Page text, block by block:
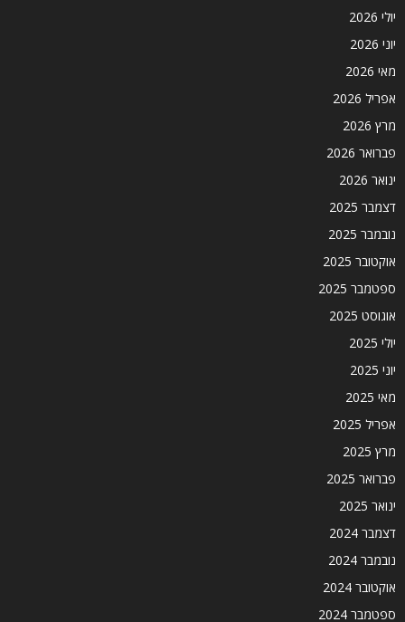
יולי 2026
יוני 2026
מאי 2026
אפריל 2026
מרץ 2026
פברואר 2026
ינואר 2026
דצמבר 2025
נובמבר 2025
אוקטובר 2025
ספטמבר 2025
אוגוסט 2025
יולי 2025
יוני 2025
מאי 2025
אפריל 2025
מרץ 2025
פברואר 2025
ינואר 2025
דצמבר 2024
נובמבר 2024
אוקטובר 2024
ספטמבר 2024